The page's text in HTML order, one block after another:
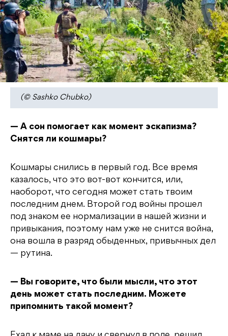
(© Sashko Chubko)
— А сон помогает как момент эскапизма?
Снятся ли кошмары?
Кошмары снились в первый год. Все время
казалось, что это вот-вот кончится, или,
наоборот, что сегодня может стать твоим
последним днем. Второй год войны прошел
под знаком ее нормализации в нашей жизни и
привыкания, поэтому нам уже не снится война,
она вошла в разряд обыденных, привычных дел
— рутина.
— Вы говорите, что были мысли, что этот
день может стать последним. Можете
припомнить такой момент?